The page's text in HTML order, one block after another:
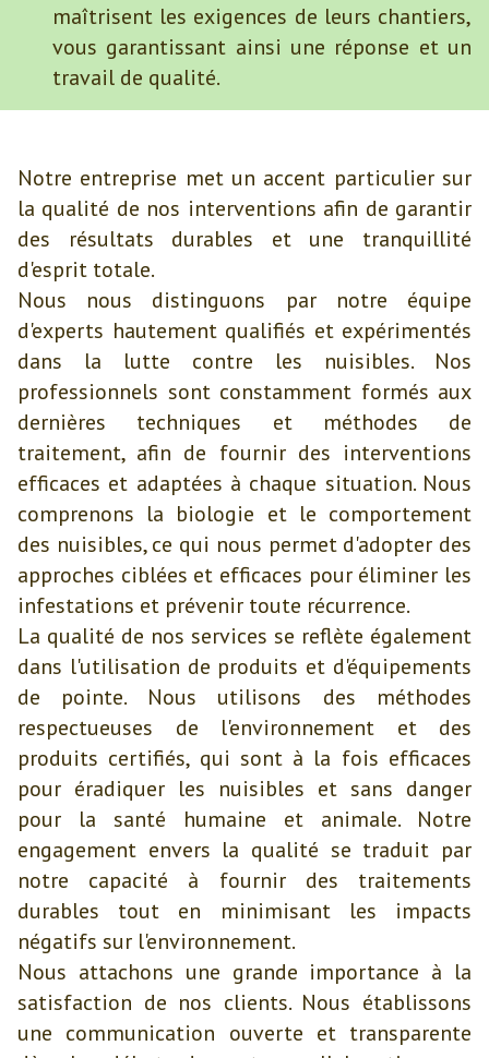
maîtrisent les exigences de leurs chantiers,
vous garantissant ainsi une réponse et un
travail de qualité.
Notre entreprise met un accent particulier sur
la qualité de nos interventions afin de garantir
des résultats durables et une tranquillité
d'esprit totale.
Nous nous distinguons par notre équipe
d'experts hautement qualifiés et expérimentés
dans la lutte contre les nuisibles. Nos
professionnels sont constamment formés aux
dernières techniques et méthodes de
traitement, afin de fournir des interventions
efficaces et adaptées à chaque situation. Nous
comprenons la biologie et le comportement
des nuisibles, ce qui nous permet d'adopter des
approches ciblées et efficaces pour éliminer les
infestations et prévenir toute récurrence.
La qualité de nos services se reflète également
dans l'utilisation de produits et d'équipements
de pointe. Nous utilisons des méthodes
respectueuses de l'environnement et des
produits certifiés, qui sont à la fois efficaces
pour éradiquer les nuisibles et sans danger
pour la santé humaine et animale. Notre
engagement envers la qualité se traduit par
notre capacité à fournir des traitements
durables tout en minimisant les impacts
négatifs sur l'environnement.
Nous attachons une grande importance à la
satisfaction de nos clients. Nous établissons
une communication ouverte et transparente